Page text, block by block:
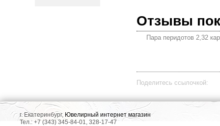
Отзывы
Пара перидотов 2,32
Поделитесь ссылочкой:
г. Екатеринбург, Ювелирный интернет магазин
Тел.: +7 (343) 345-84-01, 328-17-47